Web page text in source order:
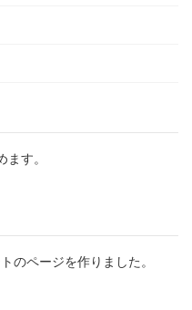
す。
のページを作りました。